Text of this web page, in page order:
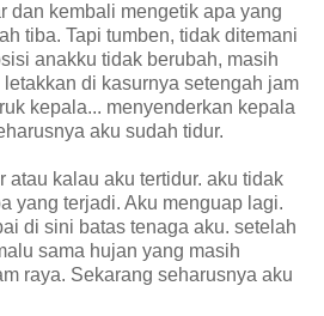
dan kembali mengetik apa yang
tiba. Tapi tumben, tidak ditemani
anakku tidak berubah, masih
di kasurnya setengah jam
kepala... menyenderkan kepala
aku sudah tidur.
atau kalau aku tertidur. aku tidak
yang terjadi. Aku menguap lagi.
di sini batas tenaga aku. setelah
sama hujan yang masih
raya. Sekarang seharusnya aku